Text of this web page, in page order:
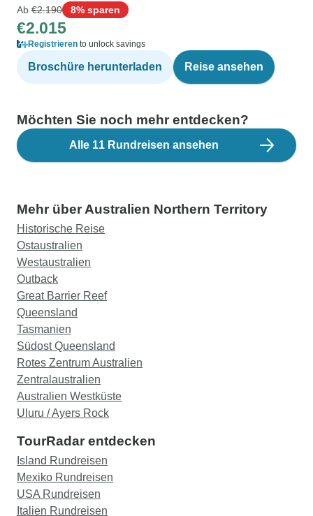
Ab €2.190 8% sparen
€2.015
Registrieren to unlock savings
Broschüre herunterladen Reise ansehen
Möchten Sie noch mehr entdecken?
Alle 11 Rundreisen ansehen
Mehr über Australien Northern Territory
Historische Reise
Ostaustralien
Westaustralien
Outback
Great Barrier Reef
Queensland
Tasmanien
Südost Queensland
Rotes Zentrum Australien
Zentralaustralien
Australien Westküste
Uluru / Ayers Rock
TourRadar entdecken
Island Rundreisen
Mexiko Rundreisen
USA Rundreisen
Italien Rundreisen